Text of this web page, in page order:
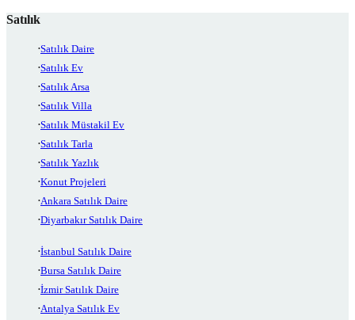
Satılık
Satılık Daire
Satılık Ev
Satılık Arsa
Satılık Villa
Satılık Müstakil Ev
Satılık Tarla
Satılık Yazlık
Konut Projeleri
Ankara Satılık Daire
Diyarbakır Satılık Daire
İstanbul Satılık Daire
Bursa Satılık Daire
İzmir Satılık Daire
Antalya Satılık Ev